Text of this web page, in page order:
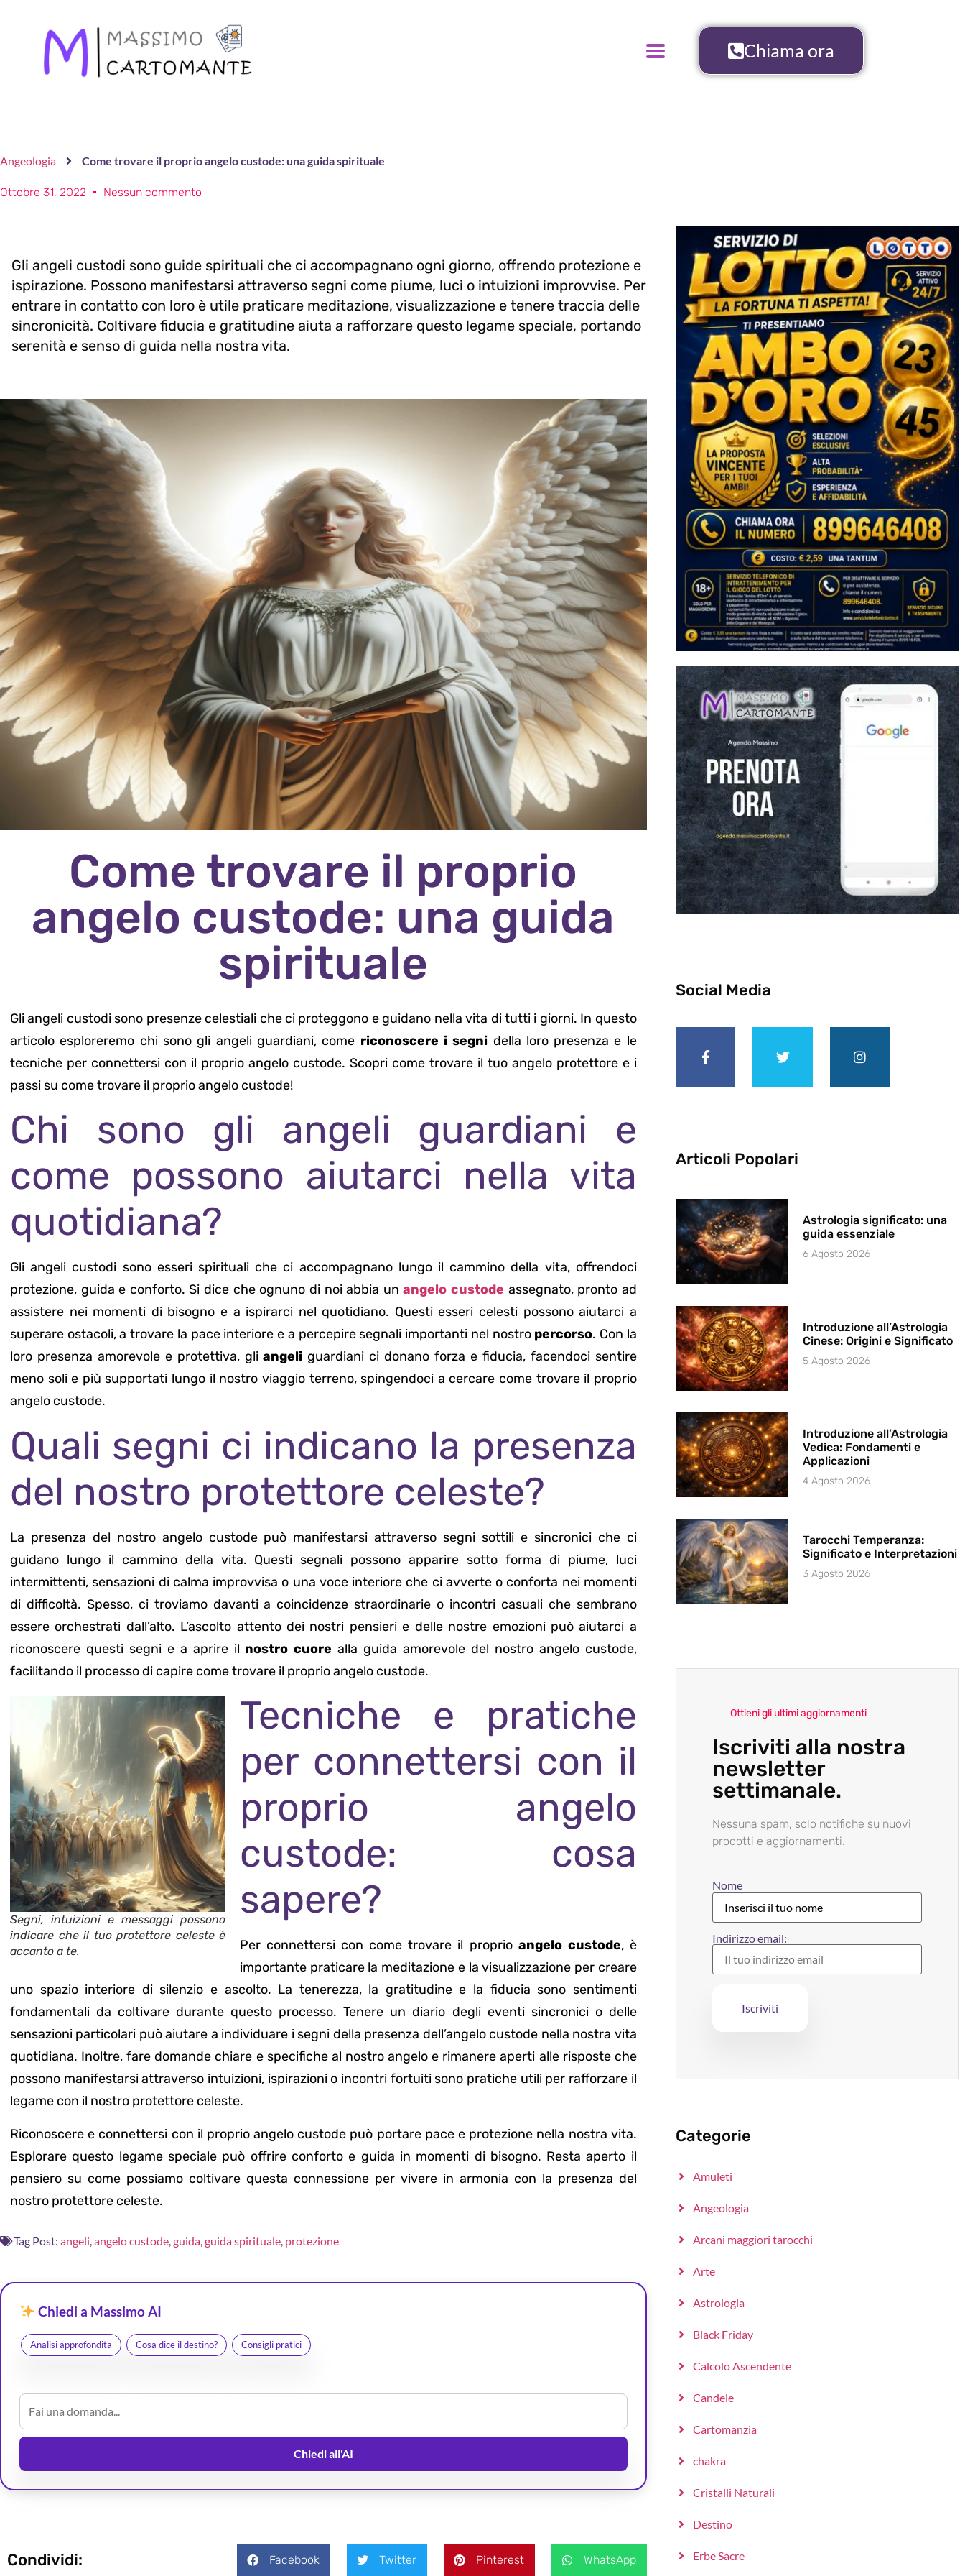
Chiama ora
Angeologia Come trovare il proprio angelo custode: una guida spirituale
Ottobre 31, 2022 Nessun commento
Gli angeli custodi sono guide spirituali che ci accompagnano ogni giorno, offrendo protezione e
ispirazione. Possono manifestarsi attraverso segni come piume, luci o intuizioni improvvise. Per
entrare in contatto con loro è utile praticare meditazione, visualizzazione e tenere traccia delle
sincronicità. Coltivare fiducia e gratitudine aiuta a rafforzare questo legame speciale, portando
serenità e senso di guida nella nostra vita.
Come trovare il proprio
angelo custode: una guida
spirituale
Gli angeli custodi sono presenze celestiali che ci proteggono e guidano nella vita di tutti i giorni. In questo
articolo esploreremo chi sono gli angeli guardiani, come riconoscere i segni della loro presenza e le
tecniche per connettersi con il proprio angelo custode. Scopri come trovare il tuo angelo protettore e i
passi su come trovare il proprio angelo custode!
Chi sono gli angeli guardiani e
come possono aiutarci nella vita
quotidiana?
Gli angeli custodi sono esseri spirituali che ci accompagnano lungo il cammino della vita, offrendoci
protezione, guida e conforto. Si dice che ognuno di noi abbia un angelo custode assegnato, pronto ad
assistere nei momenti di bisogno e a ispirarci nel quotidiano. Questi esseri celesti possono aiutarci a
superare ostacoli, a trovare la pace interiore e a percepire segnali importanti nel nostro percorso. Con la
loro presenza amorevole e protettiva, gliangeli guardiani ci donano forza e fiducia, facendoci sentire
meno soli e più supportati lungo il nostro viaggio terreno, spingendoci a cercare come trovare il proprio
angelo custode.
Quali segni ci indicano la presenza
del nostro protettore celeste?
La presenza del nostro angelo custode può manifestarsi attraverso segni sottili e sincronici che ci
guidano lungo il cammino della vita. Questi segnali possono apparire sotto forma di piume, luci
intermittenti, sensazioni di calma improvvisa o una voce interiore che ci avverte o conforta nei momenti
di difficoltà. Spesso, ci troviamo davanti a coincidenze straordinarie o incontri casuali che sembrano
essere orchestrati dall’alto. L’ascolto attento dei nostri pensieri e delle nostre emozioni può aiutarci a
riconoscere questi segni e a aprire il nostro cuore alla guida amorevole del nostro angelo custode,
facilitando il processo di capire come trovare il proprio angelo custode.
Segni, intuizioni e messaggi possono
indicare che il tuo protettore celeste è
accanto a te.
Tecniche e pratiche
per connettersi con il
proprio angelo
custode: cosa
sapere?
Per connettersi con come trovare il proprio angelo custode, è
importante praticare la meditazione e la visualizzazione per creare
uno spazio interiore di silenzio e ascolto. La tenerezza, la gratitudine e la fiducia sono sentimenti
fondamentali da coltivare durante questo processo. Tenere un diario degli eventi sincronici o delle
sensazioni particolari può aiutare a individuare i segni della presenza dell’angelo custode nella nostra vita
quotidiana. Inoltre, fare domande chiare e specifiche al nostro angelo e rimanere aperti alle risposte che
possono manifestarsi attraverso intuizioni, ispirazioni o incontri fortuiti sono pratiche utili per rafforzare il
legame con il nostro protettore celeste.
Riconoscere e connettersi con il proprio angelo custode può portare pace e protezione nella nostra vita.
Esplorare questo legame speciale può offrire conforto e guida in momenti di bisogno. Resta aperto il
pensiero su come possiamo coltivare questa connessione per vivere in armonia con la presenza del
nostro protettore celeste.
Tag Post: angeli,angelo custode,guida,guida spirituale, protezione
Chiedi a Massimo AI
Analisi approfondita Cosa dice il destino? Consigli pratici
Chiedi all'AI
Condividi: Facebook Twitter Pinterest WhatsApp
Social Media
Articoli Popolari
Astrologia significato: una
guida essenziale
6 Agosto 2026
Introduzione all’Astrologia
Cinese: Origini e Significato
5 Agosto 2026
Introduzione all’Astrologia
Vedica: Fondamenti e
Applicazioni
4 Agosto 2026
Tarocchi Temperanza:
Significato e Interpretazioni
3 Agosto 2026
Ottieni gli ultimi aggiornamenti
Iscriviti alla nostra
newsletter
settimanale.
Nessuna spam, solo notifiche su nuovi
prodotti e aggiornamenti.
Nome
Indirizzo email:
Categorie
Amuleti
Angeologia
Arcani maggiori tarocchi
Arte
Astrologia
Black Friday
Calcolo Ascendente
Candele
Cartomanzia
chakra
Cristalli Naturali
Destino
Erbe Sacre